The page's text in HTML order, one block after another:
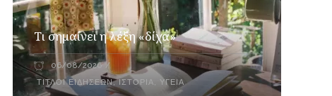
Τι σημαίνει η λέξη «δίχα»
06/08/2026
ΤΊΤΛΟΙ ΕΙΔΉΣΕΩΝ,ΙΣΤΟΡΊΑ, ΥΓΕΊΑ